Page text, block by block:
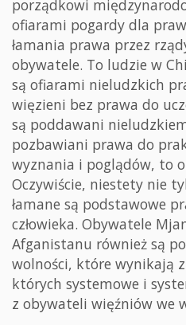
porządkowi
ofiarami pogardy dla
łamania prawa przez
obywatele. To ludzie w
są ofiarami nieludzkich
więzieni bez prawa do
są poddawani
pozbawiani prawa do
wyznania i poglądów, to
Oczywiście, niestety nie
łamane są podstawowe
człowieka. Obywatele
Afganistanu również są
wolności, które wynikają z
których systemowe i
z obywateli więźniów we